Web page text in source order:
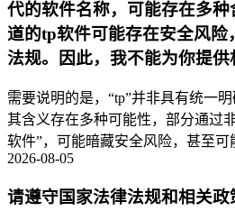
代的软件名称，可能存在多
道的tp软件可能存在安全风险
法规。因此，我不能为你提供
需要说明的是，“tp”并非具有统一
其含义存在多种可能性，部分通过
软件”，可能暗藏安全风险，甚至可
2026-08-05
请遵守国家法律法规和相关